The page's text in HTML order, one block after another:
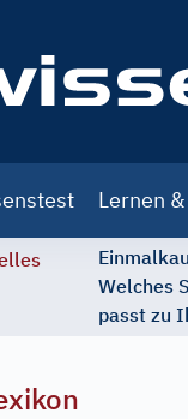
Lernen
Welches
passt zu